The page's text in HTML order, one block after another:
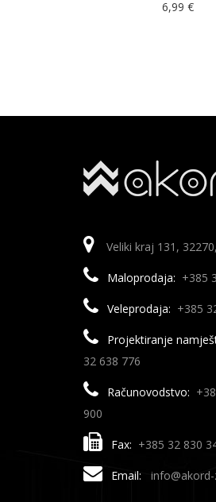
6,99 €
Veliki kraj 131,
Maloprodaja: +385
Veleprodaja: +385
Projektiranje
32 638 776
Računovodstvo:
900
Fax: +385 32 830
Email: